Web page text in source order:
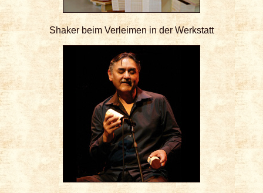
Shaker beim Verleimen in der Werkstatt